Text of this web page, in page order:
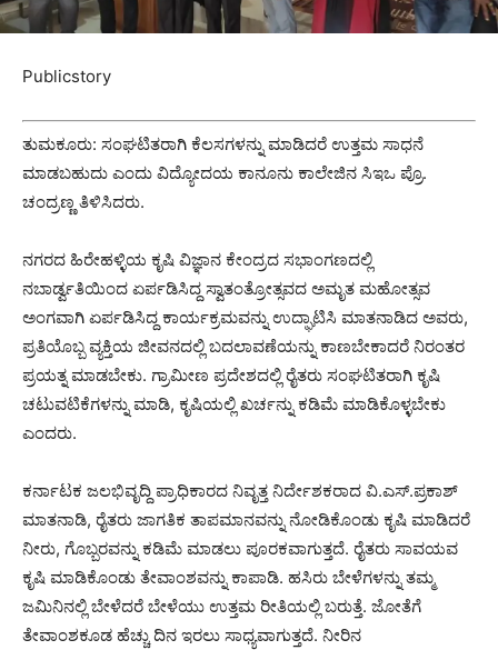
Publicstory
ತುಮಕೂರು: ಸಂಘಟಿತರಾಗಿ ಕೆಲಸಗಳನ್ನು ಮಾಡಿದರೆ ಉತ್ತಮ ಸಾಧನೆ
ಮಾಡಬಹುದು ಎಂದು ವಿದ್ಯೋದಯ ಕಾನೂನು ಕಾಲೇಜಿನ ಸಿಇಒ ಪ್ರೊ.
ಚಂದ್ರಣ್ಣ ತಿಳಿಸಿದರು.
ನಗರದ ಹಿರೇಹಳ್ಳಿಯ ಕೃಷಿ ವಿಜ್ಞಾನ ಕೇಂದ್ರದ ಸಭಾಂಗಣದಲ್ಲಿ
ನಬಾರ್ಡ್ವತಿಯಿಂದ ಏರ್ಪಡಿಸಿದ್ದ ಸ್ವಾತಂತ್ರೋತ್ಸವದ ಅಮೃತ ಮಹೋತ್ಸವ
ಅಂಗವಾಗಿ ಏರ್ಪಡಿಸಿದ್ದ ಕಾರ್ಯಕ್ರಮವನ್ನು ಉದ್ಘಾಟಿಸಿ ಮಾತನಾಡಿದ ಅವರು,
ಪ್ರತಿಯೊಬ್ಬ ವ್ಯಕ್ತಿಯ ಜೀವನದಲ್ಲಿ ಬದಲಾವಣೆಯನ್ನು ಕಾಣಬೇಕಾದರೆ ನಿರಂತರ
ಪ್ರಯತ್ನ ಮಾಡಬೇಕು. ಗ್ರಾಮೀಣ ಪ್ರದೇಶದಲ್ಲಿ ರೈತರು ಸಂಘಟಿತರಾಗಿ ಕೃಷಿ
ಚಟುವಟಿಕೆಗಳನ್ನು ಮಾಡಿ, ಕೃಷಿಯಲ್ಲಿ ಖರ್ಚನ್ನು ಕಡಿಮೆ ಮಾಡಿಕೊಳ್ಳಬೇಕು
ಎಂದರು.
ಕರ್ನಾಟಕ ಜಲಭಿವೃದ್ದಿ ಪ್ರಾಧಿಕಾರದ ನಿವೃತ್ತ ನಿರ್ದೇಶಕರಾದ ವಿ.ಎಸ್.ಪ್ರಕಾಶ್
ಮಾತನಾಡಿ, ರೈತರು ಜಾಗತಿಕ ತಾಪಮಾನವನ್ನು ನೋಡಿಕೊಂಡು ಕೃಷಿ ಮಾಡಿದರೆ
ನೀರು, ಗೊಬ್ಬರವನ್ನು ಕಡಿಮೆ ಮಾಡಲು ಪೂರಕವಾಗುತ್ತದೆ. ರೈತರು ಸಾವಯವ
ಕೃಷಿ ಮಾಡಿಕೊಂಡು ತೇವಾಂಶವನ್ನು ಕಾಪಾಡಿ. ಹಸಿರು ಬೇಳೆಗಳನ್ನು ತಮ್ಮ
ಜಮಿನಿನಲ್ಲಿ ಬೇಳೆದರೆ ಬೇಳೆಯು ಉತ್ತಮ ರೀತಿಯಲ್ಲಿ ಬರುತ್ತೆ. ಜೋತೆಗೆ
ತೇವಾಂಶಕೂಡ ಹೆಚ್ಚು ದಿನ ಇರಲು ಸಾಧ್ಯವಾಗುತ್ತದೆ. ನೀರಿನ